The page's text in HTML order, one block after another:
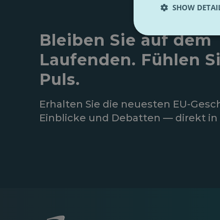
Bleiben Sie auf dem
Laufenden. Fühlen
Puls.
Erhalten Sie die neuesten EU-
Einblicke und Debatten — direkt in
SHOW